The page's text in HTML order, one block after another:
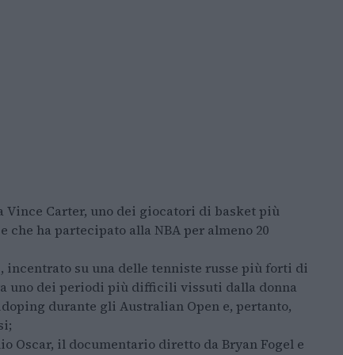
Vince Carter, uno dei giocatori di basket più
ha partecipato alla NBA per almeno 20
, incentrato su una delle tenniste russe più forti di
uno dei periodi più difficili vissuti dalla donna
durante gli Australian Open e, pertanto,
Oscar, il documentario diretto da Bryan Fogel e